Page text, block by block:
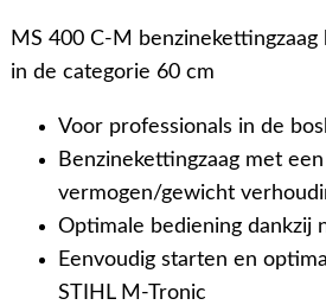
MS 400 C-M
in de categorie 60 cm
Voor professionals in de
Benzinekettingzaag met
vermogen/gewicht
Optimale bediening dankzij
Eenvoudig starten en
STIHL M-Tronic